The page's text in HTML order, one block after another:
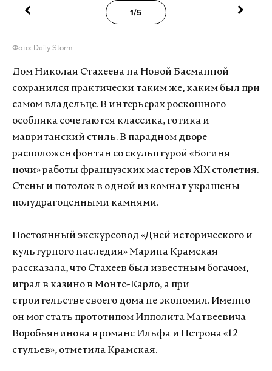
1/5
Фото: Daily Storm
Дом Николая Стахеева на Новой Басманной
сохранился практически таким же, каким был при
самом владельце. В интерьерах роскошного
особняка сочетаются классика, готика и
мавританский стиль. В парадном дворе
расположен фонтан со скульптурой «Богиня
ночи» работы французских мастеров ХIХ столетия.
Стены и потолок в одной из комнат украшены
полудрагоценными камнями.
Постоянный экскурсовод «Дней исторического и
культурного наследия» Марина Крамская
рассказала, что Стахеев был известным богачом,
играл в казино в Монте-Карло, а при
строительстве своего дома не экономил. Именно
он мог стать прототипом Ипполита Матвеевича
Воробьянинова в романе Ильфа и Петрова «12
стульев», отметила Крамская.